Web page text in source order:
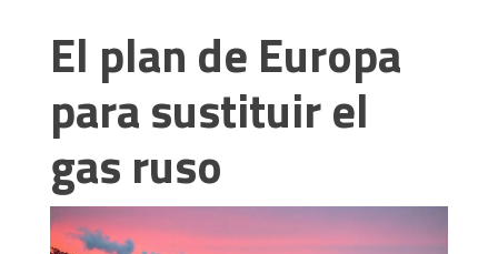
El plan de Europa
para sustituir el
gas ruso